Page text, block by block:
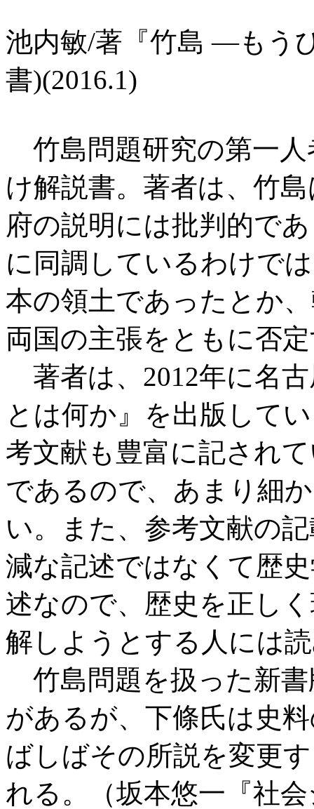
池内敏/著『竹島 ―もう
書)(2016.1)
竹島問題研究の第一人
け解説書。著者は、竹
府の説明には批判的で
に同調しているわけで
本の領土であったとか
両国の主張をともに否
著者は、2012年に名
とは何か』を出版して
考文献も豊富に記され
であるので、あまり細
い。また、参考文献の
減な記述ではなくて歴
述なので、歴史を正し
解しようとする人には
竹島問題を扱った新書
があるが、下條氏は史
ばしばその所説を変更
れる。（坂本悠一『社